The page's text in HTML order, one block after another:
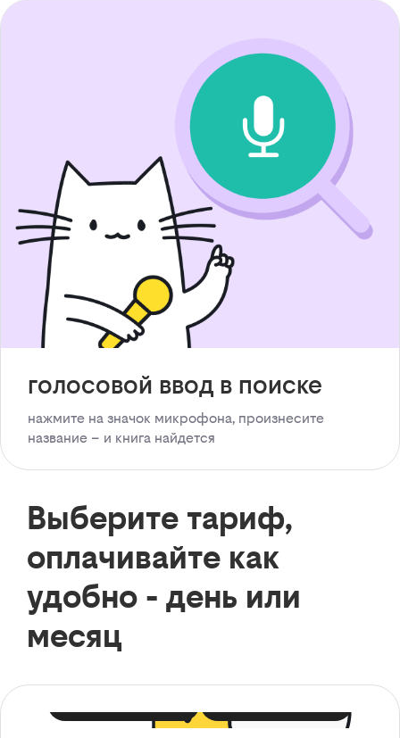
голосовой ввод в поиске
нажмите на значок микрофона, произнесите
название – и книга найдется
Выберите тариф,
оплачивайте как
удобно - день или
месяц